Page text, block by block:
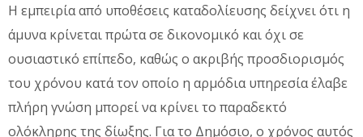
Η εμπειρία από υποθέσεις καταδολίευσης δείχνει ότι η
άμυνα κρίνεται πρώτα σε δικονομικό και όχι σε
ουσιαστικό επίπεδο, καθώς ο ακριβής προσδιορισμός
του χρόνου κατά τον οποίο η αρμόδια υπηρεσία έλαβε
πλήρη γνώση μπορεί να κρίνει το παραδεκτό
ολόκληρης της δίωξης. Για το Δημόσιο, ο χρόνος αυτός